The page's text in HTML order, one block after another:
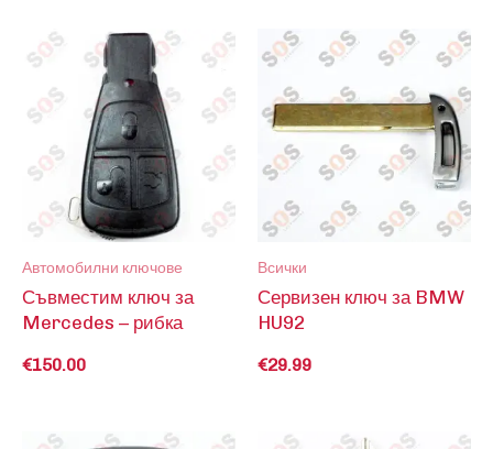
Автомобилни ключове
Съвместим ключ за
Mercedes – рибка
€150.00
Всички
Сервизен ключ за BMW
HU92
€29.99